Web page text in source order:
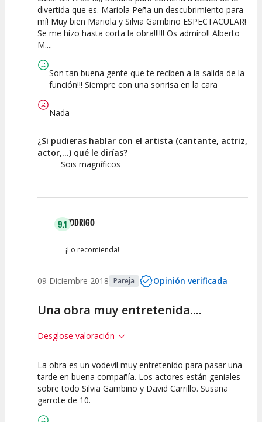
divertida que es. Mariola Peña un descubrimiento para
mí! Muy bien Mariola y Silvia Gambino ESPECTACULAR!
Se me hizo hasta corta la obra!!!!!! Os admiro!! Alberto
M....
Son tan buena gente que te reciben a la salida de la
función!!! Siempre con una sonrisa en la cara
Nada
¿Si pudieras hablar con el artista (cantante, actriz,
actor,...) qué le dirías?
Sois magníficos
9.1RODRIGO
¡Lo recomienda!
09 Diciembre 2018 Pareja Opinión verificada
Una obra muy entretenida....
Desglose valoración
7.5
Calidad del
Espectáculo
10
Puesta en
10
Interpretación
La obra es un vodevil muy entretenido para pasar una
tarde en buena compañía. Los actores están geniales
sobre todo Silvia Gambino y David Carrillo. Susana
garrote de 10.